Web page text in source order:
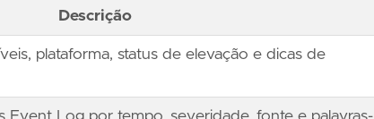
Descrição
plataforma, status de elevação e dicas de